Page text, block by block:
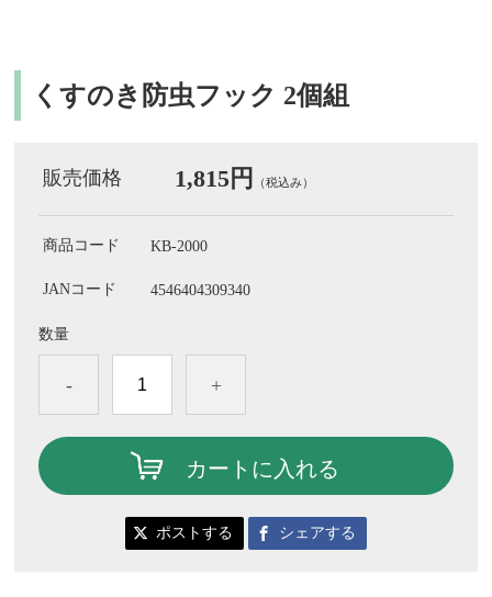
くすのき防虫フック 2個組
販売価格 1,815円 （税込み）
商品コード KB-2000
JANコード 4546404309340
数量
- +
カートに入れる
ポストする シェアする